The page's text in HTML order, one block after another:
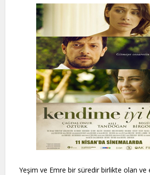
Yeşim ve Emre bir süredir birlikte olan ve